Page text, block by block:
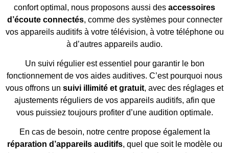
confort optimal, nous proposons aussi des accessoires
d’écoute connectés, comme des systèmes pour connecter
vos appareils auditifs à votre télévision, à votre téléphone ou
à d’autres appareils audio.
Un suivi régulier est essentiel pour garantir le bon
fonctionnement de vos aides auditives. C’est pourquoi nous
vous offrons un suivi illimité et gratuit, avec des réglages et
ajustements réguliers de vos appareils auditifs, afin que
vous puissiez toujours profiter d’une audition optimale.
En cas de besoin, notre centre propose également la
réparation d’appareils auditifs, quel que soit le modèle ou